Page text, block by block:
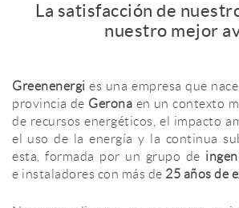
La satisfacción de
nuestro mejor
Greenenergies una empresa que
provincia de Gerona en un contexto
de recursos energéticos, el impacto
el uso de la energía y la continua
esta, formada por un grupo de
e instaladores con más de 25 años de